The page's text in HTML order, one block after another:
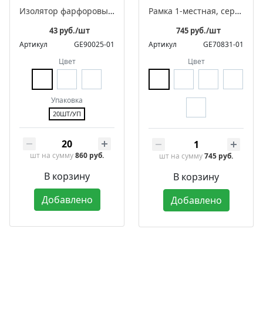
Изолятор фарфоровый для монтажа витого провода, серия «Цилиндро»
43 руб./шт
Артикул
GE90025-01
Цвет
Упаковка
20ШТ/УП
шт на сумму860 руб.
В корзину
Добавлено
Рамка 1-местная, серия «Аврора»
745 руб./шт
Артикул
GE70831-01
Цвет
шт на сумму745 руб.
В корзину
Добавлено